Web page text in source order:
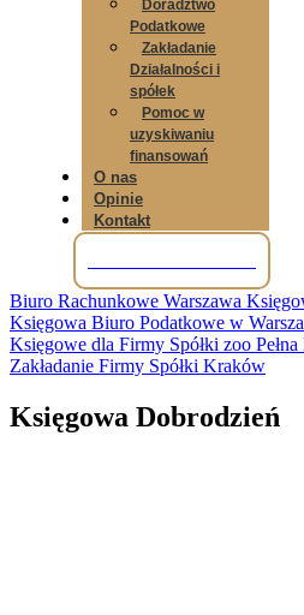
Doradztwo
Podatkowe
Zakładanie
Działalności i
spółek
Pomoc w
uzyskiwaniu
finansowań
O nas
Opinie
Kontakt
Biuro Rachunkowe Warszawa
Księgowa Biuro Podatkowe w
Księgowe dla Firmy Spółki zoo
Zakładanie Firmy Spółki Kraków
Księgowa Dobrodzień